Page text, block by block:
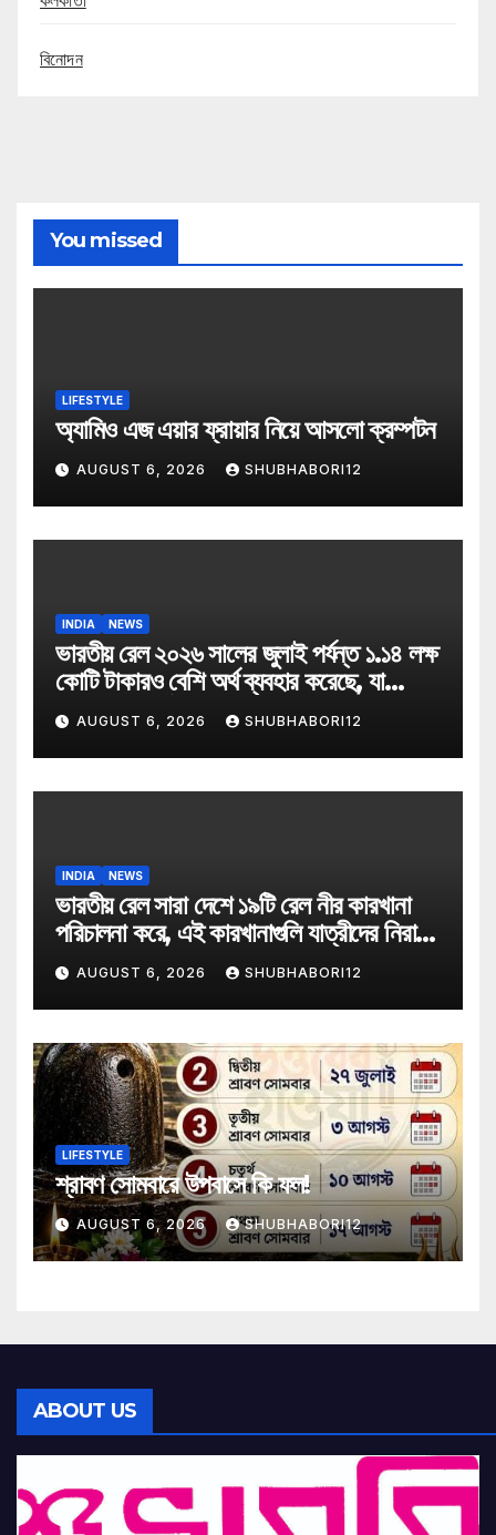
বিনোদন
You missed
LIFESTYLE
অ্যামিও এজ এয়ার ফ্রায়ার নিয়ে আসলো ক্রম্পটন
AUGUST 6, 2026 SHUBHABORI12
INDIA NEWS
ভারতীয় রেল ২০২৬ সালের জুলাই পর্যন্ত ১.১৪ লক্ষ
কোটি টাকারও বেশি অর্থ ব্যবহার করেছে, যা
২০২৬-২৭ অর্থ বছরে বরাদ্দ ২.৯৩ লক্ষ কোটি
টাকার বাজেটের প্রায় ৩৯ শতাংশ
AUGUST 6, 2026 SHUBHABORI12
INDIA NEWS
ভারতীয় রেল সারা দেশে ১৯টি রেল নীর কারখানা
পরিচালনা করে, এই কারখানাগুলি যাত্রীদের নিরাপদ
বোতলজাত পানীয় জল সরবরাহ করে
AUGUST 6, 2026 SHUBHABORI12
LIFESTYLE
শ্রাবণ সোমবারে উপবাসে কি ফল!
AUGUST 6, 2026 SHUBHABORI12
ABOUT US